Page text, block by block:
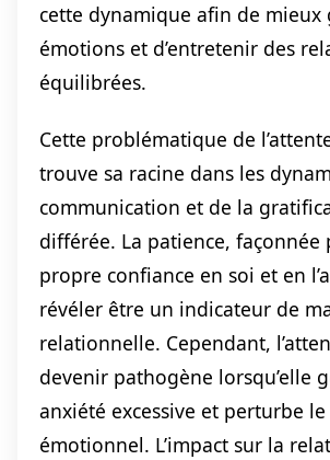
cette dynamique afin de mieux
émotions et d’entretenir des
équilibrées.
Cette problématique de
trouve sa racine dans les
communication et de la
différée. La patience, façonnée
propre confiance en soi et en
révéler être un indicateur de
relationnelle. Cependant,
devenir pathogène lorsqu’elle
anxiété excessive et perturbe
émotionnel. L’impact sur la